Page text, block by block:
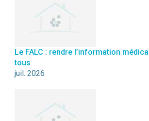
Le FALC : rendre l’information
tous
juil. 2026